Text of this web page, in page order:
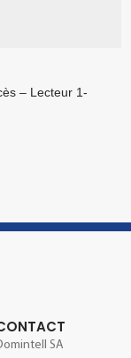
– Lecteur 1-
SA